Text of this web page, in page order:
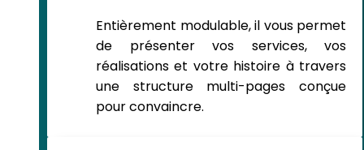
Entièrement modulable, il vous permet
de présenter vos services, vos
réalisations et votre histoire à travers
une structure multi-pages conçue
pour convaincre.